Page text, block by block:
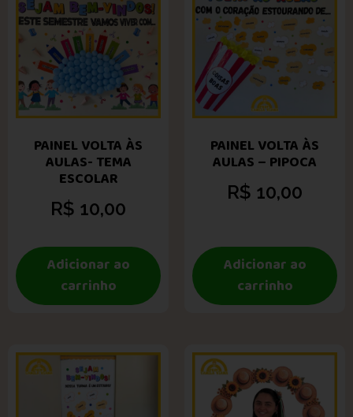
PAINEL VOLTA ÀS
AULAS- TEMA
ESCOLAR
R$ 10,00
Adicionar ao
carrinho
PAINEL VOLTA ÀS
AULAS – PIPOCA
R$ 10,00
Adicionar ao
carrinho